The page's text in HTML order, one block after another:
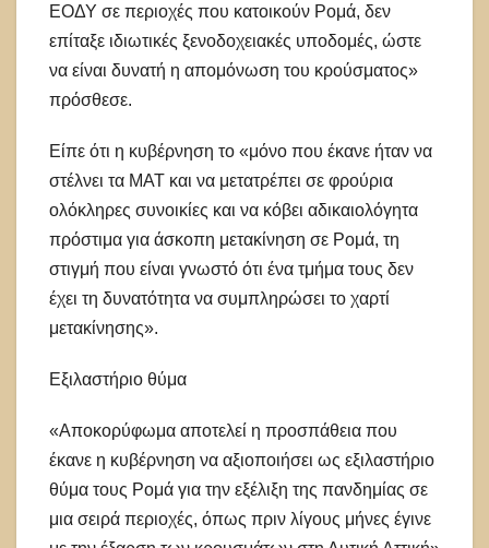
ΕΟΔΥ σε περιοχές που κατοικούν Ρομά, δεν
επίταξε ιδιωτικές ξενοδοχειακές υποδομές, ώστε
να είναι δυνατή η απομόνωση του κρούσματος»
πρόσθεσε.
Είπε ότι η κυβέρνηση το «μόνο που έκανε ήταν να
στέλνει τα ΜΑΤ και να μετατρέπει σε φρούρια
ολόκληρες συνοικίες και να κόβει αδικαιολόγητα
πρόστιμα για άσκοπη μετακίνηση σε Ρομά, τη
στιγμή που είναι γνωστό ότι ένα τμήμα τους δεν
έχει τη δυνατότητα να συμπληρώσει το χαρτί
μετακίνησης».
Εξιλαστήριο θύμα
«Αποκορύφωμα αποτελεί η προσπάθεια που
έκανε η κυβέρνηση να αξιοποιήσει ως εξιλαστήριο
θύμα τους Ρομά για την εξέλιξη της πανδημίας σε
μια σειρά περιοχές, όπως πριν λίγους μήνες έγινε